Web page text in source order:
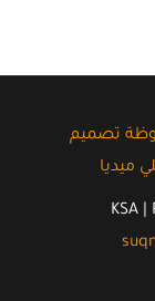
تصميم
يا
KSA |